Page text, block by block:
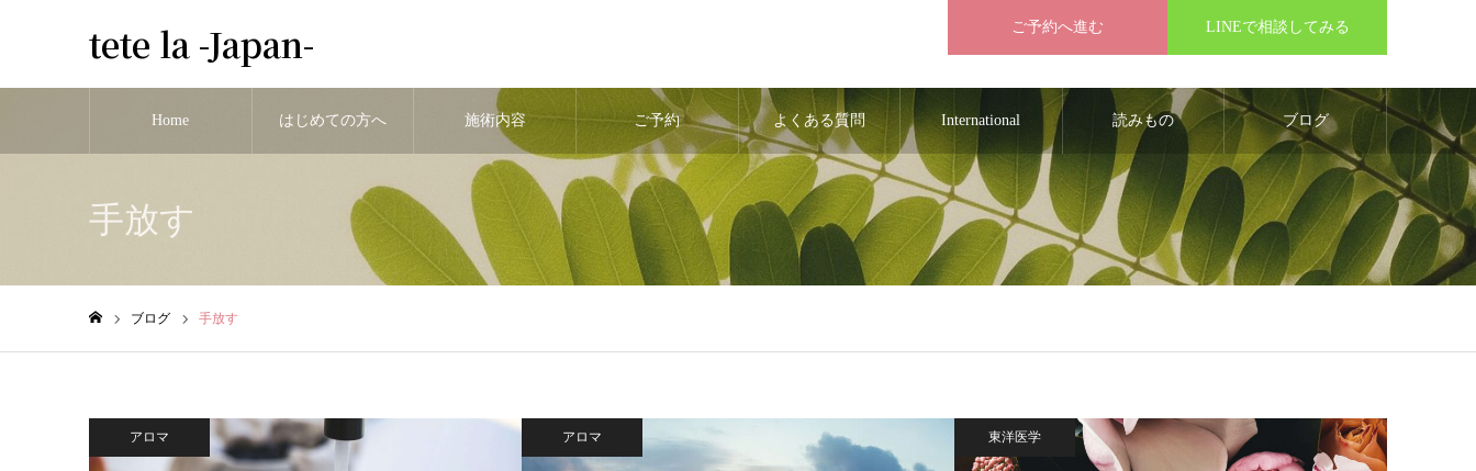
tete la -Japan- ご予約へ進む LINEで相談してみる
Home はじめての方へ 施術内容 ご予約 よくある質問 International 読みもの ブログ
手放す
ブログ 手放す
アロマ アロマ 東洋医学